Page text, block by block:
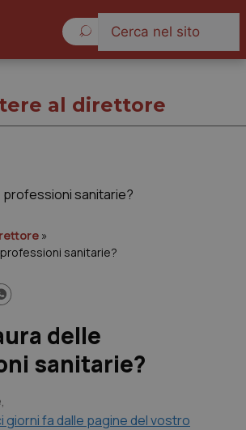
al direttore
»
sanitarie?
delle
sanitarie?
,
giorni fa dalle pagine del vostro